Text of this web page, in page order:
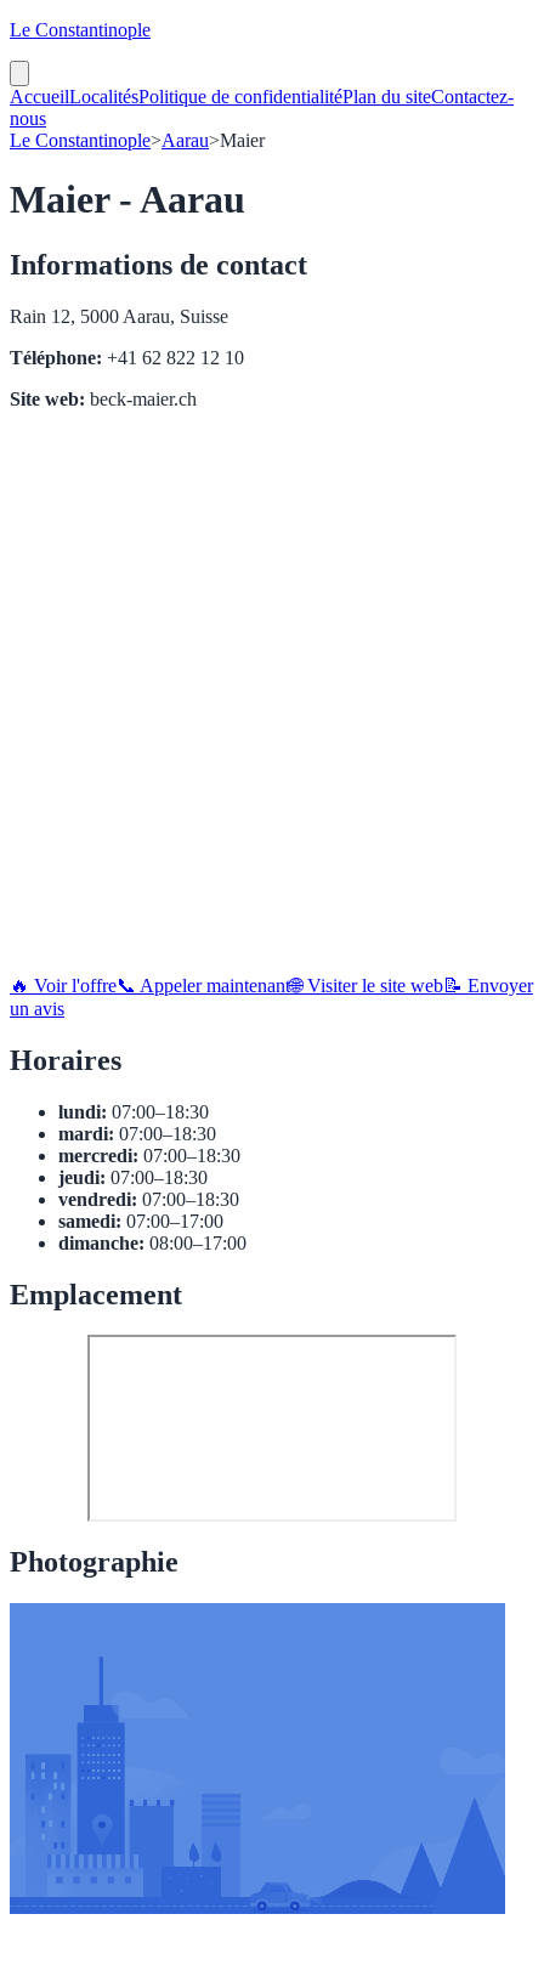
Le Constantinople
AccueilLocalitésPolitique de confidentialitéPlan du siteContactez-
nous
Le Constantinople>Aarau>Maier
Maier - Aarau
Informations de contact
Rain 12, 5000 Aarau, Suisse
Téléphone: +41 62 822 12 10
Site web: beck-maier.ch
🔥 Voir l'offre📞 Appeler maintenant🌐 Visiter le site web📝 Envoyer
un avis
Horaires
lundi: 07:00–18:30
mardi: 07:00–18:30
mercredi: 07:00–18:30
jeudi: 07:00–18:30
vendredi: 07:00–18:30
samedi: 07:00–17:00
dimanche: 08:00–17:00
Emplacement
Photographie